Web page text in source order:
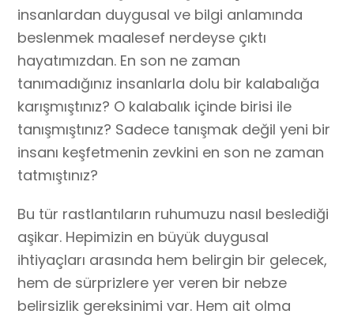
insanlardan duygusal ve bilgi anlamında
beslenmek maalesef nerdeyse çıktı
hayatımızdan. En son ne zaman
tanımadığınız insanlarla dolu bir kalabalığa
karışmıştınız? O kalabalık içinde birisi ile
tanışmıştınız? Sadece tanışmak değil yeni bir
insanı keşfetmenin zevkini en son ne zaman
tatmıştınız?
Bu tür rastlantıların ruhumuzu nasıl beslediği
aşikar. Hepimizin en büyük duygusal
ihtiyaçları arasında hem belirgin bir gelecek,
hem de sürprizlere yer veren bir nebze
belirsizlik gereksinimi var. Hem ait olma